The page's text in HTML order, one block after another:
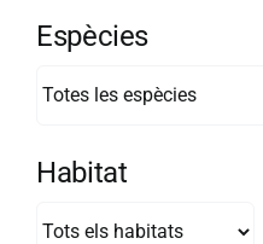
Espècies
Habitat